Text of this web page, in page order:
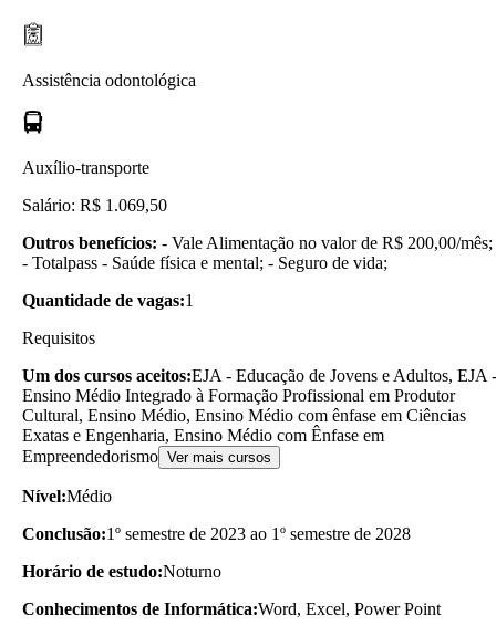
Assistência odontológica
Auxílio-transporte
Salário: R$ 1.069,50
Outros benefícios: - Vale Alimentação no valor de R$ 200,00/mês;
- Totalpass - Saúde física e mental; - Seguro de vida;
Quantidade de vagas:1
Requisitos
Um dos cursos aceitos:EJA - Educação de Jovens e Adultos, EJA -
Ensino Médio Integrado à Formação Profissional em Produtor
Cultural, Ensino Médio, Ensino Médio com ênfase em Ciências
Exatas e Engenharia, Ensino Médio com Ênfase em
Empreendedorismo Ver mais cursos
Nível:Médio
Conclusão:1º semestre de 2023 ao 1º semestre de 2028
Horário de estudo:Noturno
Conhecimentos de Informática:Word, Excel, Power Point